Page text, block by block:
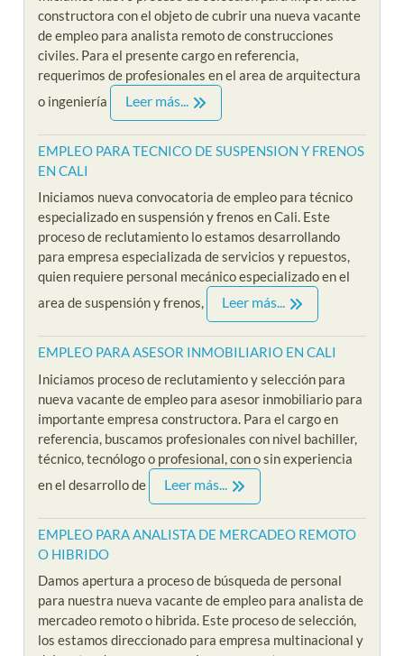
constructora con el objeto de cubrir una nueva vacante
de empleo para analista remoto de construcciones
civiles. Para el presente cargo en referencia,
requerimos de profesionales en el area de arquitectura
o ingeniería
Leer más...
EMPLEO PARA TECNICO DE SUSPENSION Y FRENOS
EN CALI
Iniciamos nueva convocatoria de empleo para técnico
especializado en suspensión y frenos en Cali. Este
proceso de reclutamiento lo estamos desarrollando
para empresa especializada de servicios y repuestos,
quien requiere personal mecánico especializado en el
area de suspensión y frenos,
Leer más...
EMPLEO PARA ASESOR INMOBILIARIO EN CALI
Iniciamos proceso de reclutamiento y selección para
nueva vacante de empleo para asesor inmobiliario para
importante empresa constructora. Para el cargo en
referencia, buscamos profesionales con nivel bachiller,
técnico, tecnólogo o profesional, con o sin experiencia
en el desarrollo de
Leer más...
EMPLEO PARA ANALISTA DE MERCADEO REMOTO
O HIBRIDO
Damos apertura a proceso de búsqueda de personal
para nuestra nueva vacante de empleo para analista de
mercadeo remoto o hibrida. Este proceso de selección,
los estamos direccionado para empresa multinacional y